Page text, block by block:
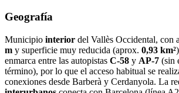
Geografía
Municipio interior del Vallès Occidental, con
m y superficie muy reducida (aprox. 0,93 km²
enmarca entre las autopistas C‑58 y AP‑7 (sin
término), por lo que el acceso habitual se
conexiones desde Barberà y Cerdanyola. La